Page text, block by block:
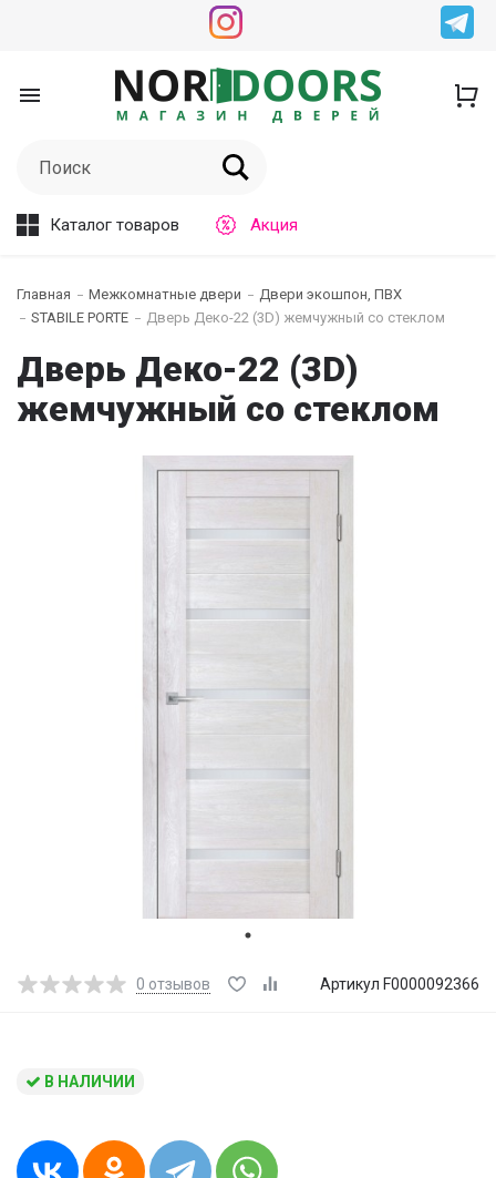
Каталог товаров Акция
Главная Межкомнатные двери
Двери экошпон, ПВХ
STABILE PORTE
Дверь Деко-22 (3D) жемчужный со стеклом
Дверь Деко-22 (3D)
жемчужный со стеклом
0 отзывов Артикул F0000092366
В НАЛИЧИИ